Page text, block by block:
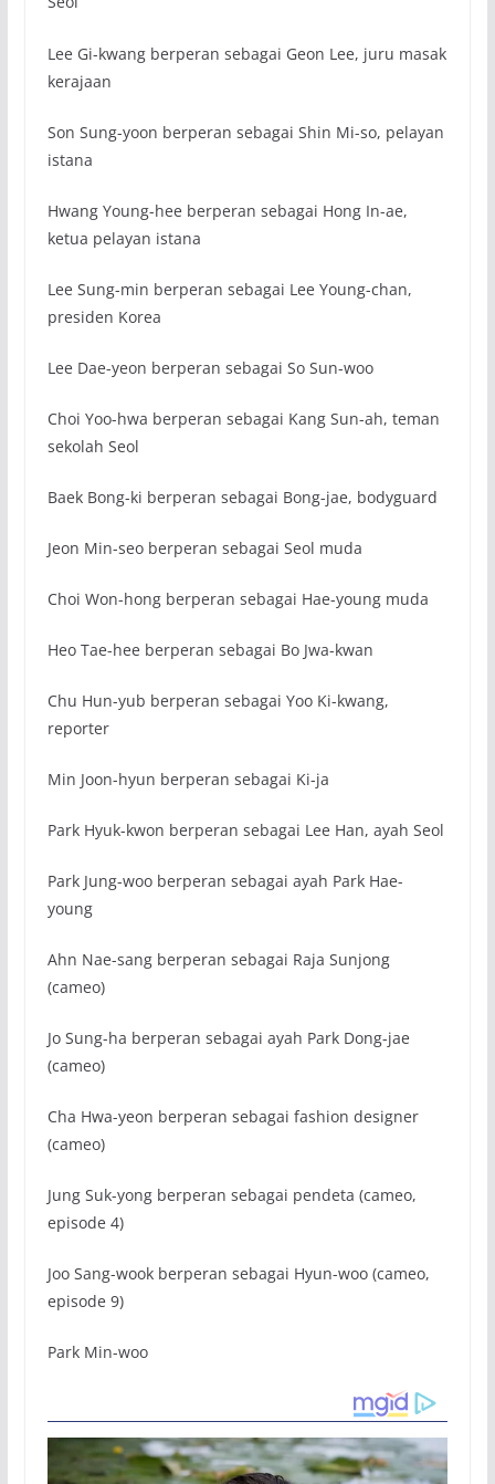
Lee Gi-kwang berperan sebagai Geon Lee, juru masak
kerajaan
Son Sung-yoon berperan sebagai Shin Mi-so, pelayan
istana
Hwang Young-hee berperan sebagai Hong In-ae,
ketua pelayan istana
Lee Sung-min berperan sebagai Lee Young-chan,
presiden Korea
Lee Dae-yeon berperan sebagai So Sun-woo
Choi Yoo-hwa berperan sebagai Kang Sun-ah, teman
sekolah Seol
Baek Bong-ki berperan sebagai Bong-jae, bodyguard
Jeon Min-seo berperan sebagai Seol muda
Choi Won-hong berperan sebagai Hae-young muda
Heo Tae-hee berperan sebagai Bo Jwa-kwan
Chu Hun-yub berperan sebagai Yoo Ki-kwang,
reporter
Min Joon-hyun berperan sebagai Ki-ja
Park Hyuk-kwon berperan sebagai Lee Han, ayah Seol
Park Jung-woo berperan sebagai ayah Park Hae-
young
Ahn Nae-sang berperan sebagai Raja Sunjong
(cameo)
Jo Sung-ha berperan sebagai ayah Park Dong-jae
(cameo)
Cha Hwa-yeon berperan sebagai fashion designer
(cameo)
Jung Suk-yong berperan sebagai pendeta (cameo,
episode 4)
Joo Sang-wook berperan sebagai Hyun-woo (cameo,
episode 9)
Park Min-woo